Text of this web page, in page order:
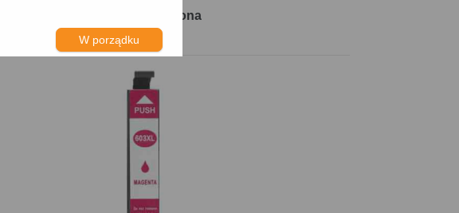
W porządku
Koszt jednej strony: 8.00 gr/strona